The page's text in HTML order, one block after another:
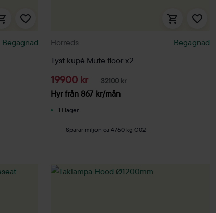
Begagnad
Horreds
Begagnad
Tyst kupé Mute floor x2
19900 kr 32100 kr
Hyr från 867 kr/mån
1 i lager
Sparar miljön ca 4760 kg C02